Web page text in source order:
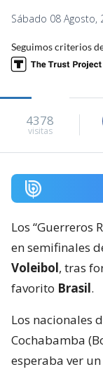
Sábado 08 Agosto,
Seguimos criterios
4378
visitas
Los “Guerreros
en semifinales
Voleibol, tras
favorito Brasil.
Los nacionales
Cochabamba
esperaba ver